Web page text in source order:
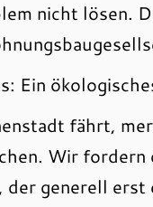
nicht lösen.
Ein
fährt,
Wir fordern
generell